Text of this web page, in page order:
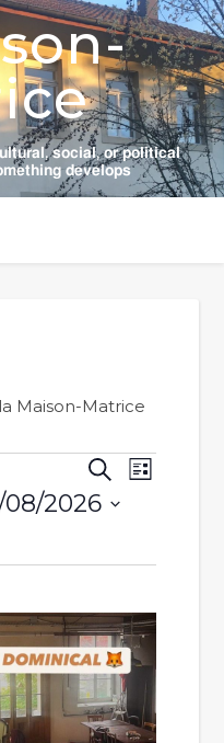
𝘀𝗼𝗰𝗶𝗮𝗹, 𝗼𝗿 𝗽𝗼𝗹𝗶𝘁𝗶𝗰𝗮𝗹
𝗱𝗲𝘃𝗲𝗹𝗼𝗽𝘀
Maison-Matrice
et
de
vues
Recherche
vues
Liste
2026